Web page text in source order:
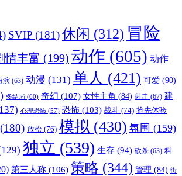
SVIP (181)休闲 (312) 冒险
情丰富 (199) 动作 (605) 动作
演 (63) 动漫 (131) 单人 (421) 可爱 (90)
多结局 (60) 奇幻 (107) 女性主角 (84) 射击 (67) 建
心理恐怖 (57) 恐怖 (103) 战斗 (74) 抢先体验
(180) 放松 (76) 模拟 (430) 氛围 (159)
独立 (539) 生存 (94) 砍杀 (63) 科
第三人称 (106) 策略 (344) 管理 (84) 街